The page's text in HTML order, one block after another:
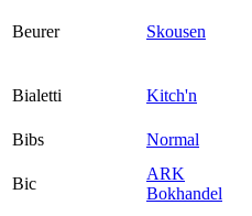
Beurer Skousen
Bialetti Kitch'n
Bibs
Normal
Bic
ARK
Bokhandel